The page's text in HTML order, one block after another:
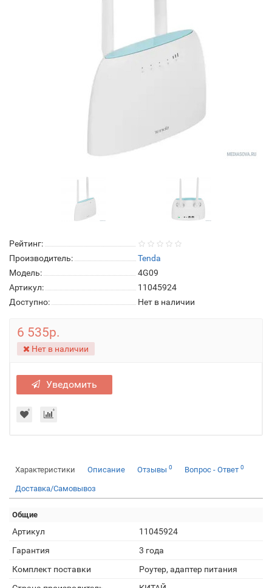
Рейтинг:
Производитель:
Tenda
Модель:
4G09
Артикул:
11045924
Доступно:
Нет в наличии
6 535р.
Нет в наличии
Уведомить
Характеристики Описание Отзывы 0 Вопрос - Ответ 0
Доставка/Самовывоз
Общие
Артикул
11045924
Гарантия
3 года
Комплект поставки
Роутер, адаптер питания